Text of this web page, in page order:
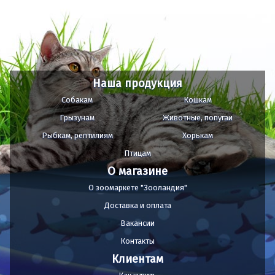
Наша продукция
Собакам
Кошкам
Грызунам
Животные, попугаи
Рыбкам, рептилиям
Хорькам
Птицам
О магазине
О зоомаркете "Зооландия"
Доставка и оплата
Вакансии
Контакты
Клиентам